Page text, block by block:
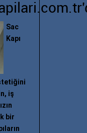
Sac
Kapı
iş
bir